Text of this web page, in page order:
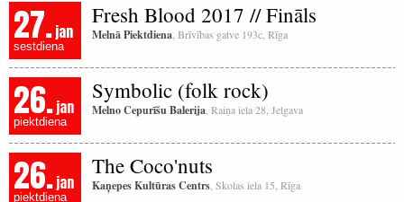
27.jan
sestdiena
Fresh Blood 2017 // Fināls
Melnā Piektdiena , Brīvības gatve 193c, Rīga
26.jan
piektdiena
Symbolic (folk rock)
Melno Cepurīšu Balerija , Raiņa iela 28, Jelgava
26.jan
piektdiena
The Coco'nuts
Kaņepes Kultūras Centrs , Skolas iela 15, Rīga